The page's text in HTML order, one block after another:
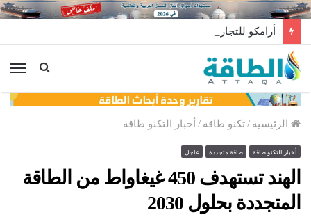
الرئيسية /تكنو طاقة / أخبار التكنو طاقة
أخبار التكنو طاقة طاقة متجددة عاجل
الهند تستهدف 450 غيغاواط من الطاقة
المتجددة بحلول 2030